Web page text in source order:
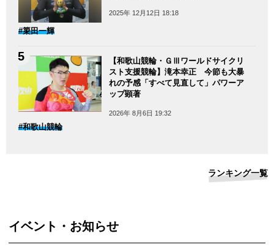
2025年 12月12日 18:18
#簗田一輝
【和歌山競輪・ＧⅢワールドサイクリ
スト支援競輪】滝本幸正 今節も大暴
れの予感「すべて見直して」パワーア
ップ顕著
2026年 8月6日 19:32
#和歌山競輪
ランキング一覧
イベント・お知らせ